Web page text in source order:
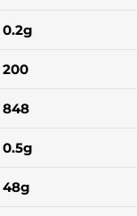
0.2g
200
848
0.5g
48g